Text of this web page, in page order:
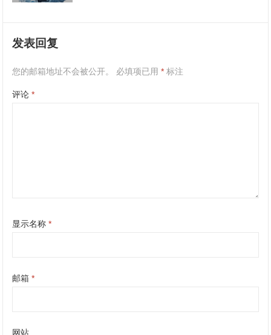
发表回复
您的邮箱地址不会被公开。 必填项已用* 标注
评论*
显示名称*
邮箱*
网站